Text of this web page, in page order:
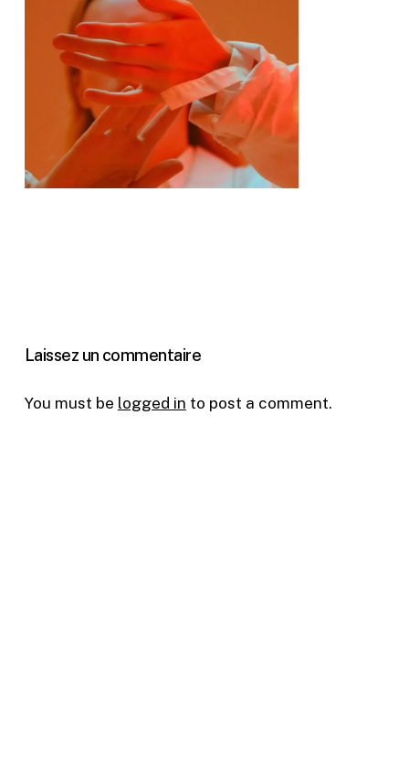
Laissez un commentaire
You must be logged in to post a comment.